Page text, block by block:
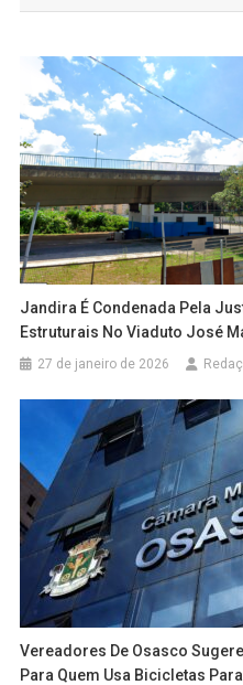
Post
Jandira É Condenada Pela
Estruturais No Viaduto José
27 de janeiro de 2026
Vereadores De Osasco
Para Quem Usa Bicicletas